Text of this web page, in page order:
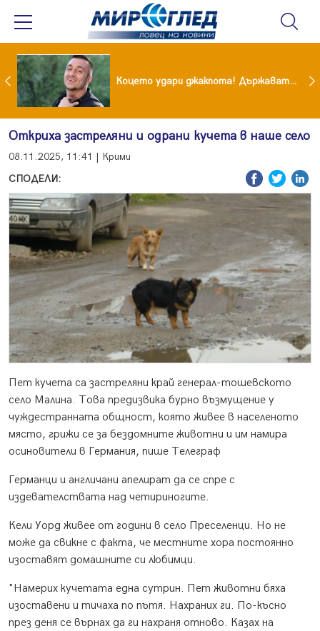
Тишина преди бурята! Защо Саня Армутлиева продължава да мълчи за раздялата с Дара? Коцето удари джакпота! Държавата му плаща 95 000 евро
Откриха застреляни и одрани кучета в наше село
08.11.2025, 11:41 | Крими
СПОДЕЛИ:
Пет кучета са застреляни край генерал-тошевското
село Малина. Това предизвика бурно възмущение у
чуждестранната общност, която живее в населеното
място, грижи се за бездомните животни и им намира
осиновители в Германия, пише Телеграф
Германци и англичани апелират да се спре с
издевателствата над четириногите.
Кели Уорд живее от години в село Преселенци. Но не
може да свикне с факта, че местните хора постоянно
изоставят домашните си любимци.
"Намерих кучетата една сутрин. Пет животни бяха
изоставени и тичаха по пътя. Нахраних ги. По-късно
през деня се върнах да ги нахраня отново. Казах на